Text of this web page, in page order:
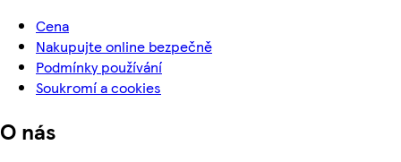
Cena
Nakupujte online bezpečně
Podmínky používání
Soukromí a cookies
O nás